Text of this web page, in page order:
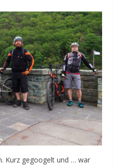
Kurz gegoogelt und … war